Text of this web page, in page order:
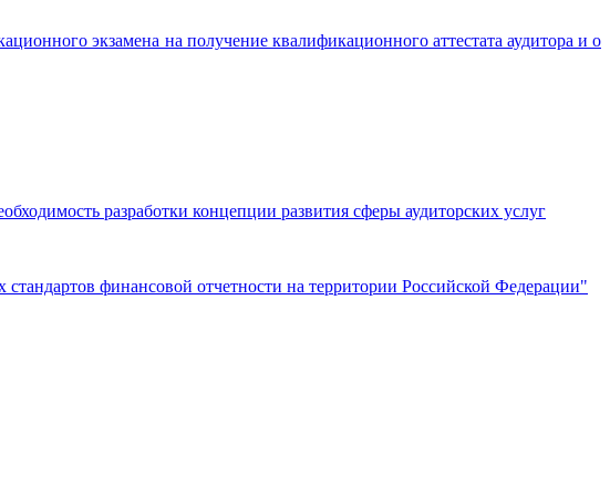
экзамена на получение квалификационного аттестата аудитора и о
разработки концепции развития сферы аудиторских услуг
финансовой отчетности на территории Российской Федерации"